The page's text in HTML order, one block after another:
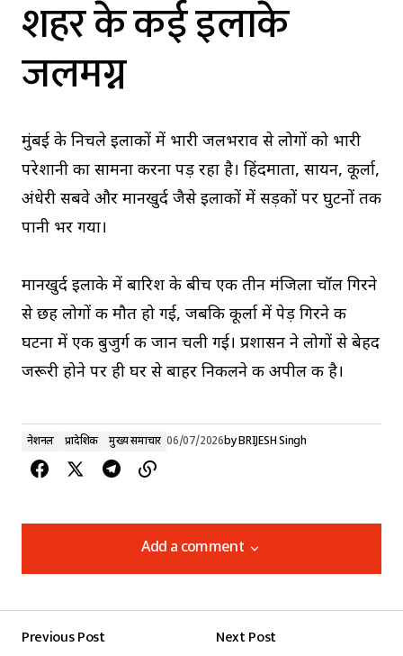
शहर के कई इलाके
जलमग्न
मुंबई के निचले इलाकों में भारी जलभराव से लोगों को भारी
परेशानी का सामना करना पड़ रहा है। हिंदमाता, सायन, कूर्ला,
अंधेरी सबवे और मानखुर्द जैसे इलाकों में सड़कों पर घुटनों तक
पानी भर गया।
मानखुर्द इलाके में बारिश के बीच एक तीन मंजिला चॉल गिरने
से छह लोगों की मौत हो गई, जबकि कूर्ला में पेड़ गिरने की
घटना में एक बुजुर्ग की जान चली गई। प्रशासन ने लोगों से बेहद
जरूरी होने पर ही घर से बाहर निकलने की अपील की है।
नेशनल प्रादेशिक मुख्य समाचार 06/07/2026byBRIJESH Singh
Add a comment
Add a comment
Previous Post
Next Post